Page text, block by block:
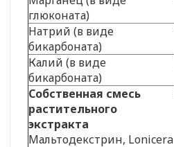
глюконата)
Натрий (в виде
бикарбоната)
Калий (в виде
бикарбоната)
Собственная смесь
растительного
экстракта
Мальтодекстрин, Lonicera